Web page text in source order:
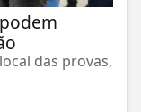
das provas,